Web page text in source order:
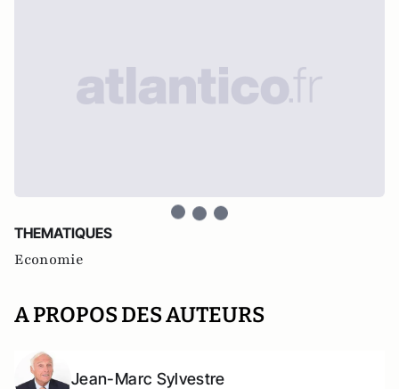
THEMATIQUES
Economie
A PROPOS DES AUTEURS
Jean-Marc Sylvestre